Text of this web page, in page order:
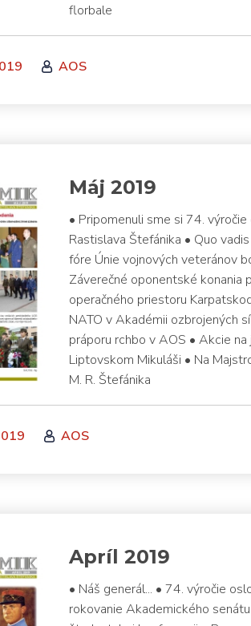
florbale
AOS
Máj 2019
• Pripomenuli sme si 74.
Rastislava Štefánika • Quo
fóre Únie vojnových veteránov
Záverečné oponentské konania
operačného priestoru
NATO v Akadémii ozbrojených
práporu rchbo v AOS • Akcie
Liptovskom Mikuláši • Na
M. R. Štefánika
AOS
Apríl 2019
• Náš generál... • 74. výročie
rokovanie Akademického